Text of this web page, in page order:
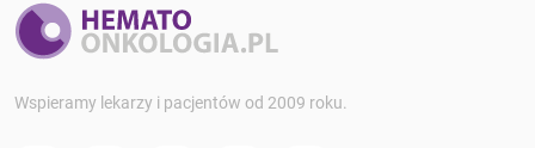
Wspieramy lekarzy i pacjentów od 2009 roku.